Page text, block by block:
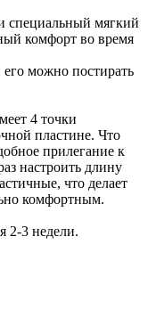
специальный мягкий
комфорт во время
можно постирать
4 точки
пластине. Что
прилегание к
настроить длину
что делает
комфортным.
2-3 недели.